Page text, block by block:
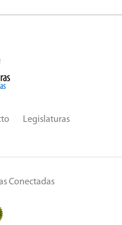
Legislaturas
Conectadas